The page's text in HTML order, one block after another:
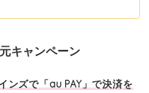
キャンペーン
ンズで「au PAY」で決済を